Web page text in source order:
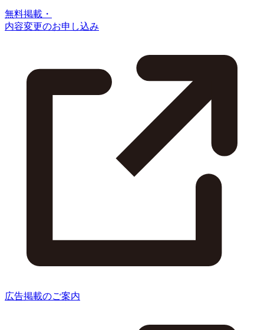
無料掲載・
内容変更のお申し込み
広告掲載のご案内